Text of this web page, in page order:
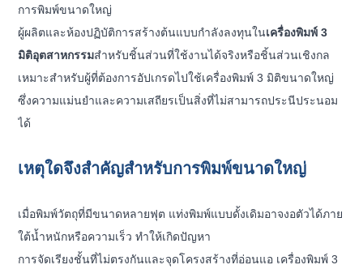
การพิมพ์ขนาดใหญ่
ผู้ผลิตและห้องปฏิบัติการสร้างต้นแบบกำลังลงทุนในเครื่องพิมพ์ 3
มิติอุตสาหกรรมสำหรับชิ้นส่วนที่ใช้งานได้จริงหรือชิ้นส่วนเชิงกล
เหมาะสำหรับผู้ที่ต้องการอัปเกรดไปใช้เครื่องพิมพ์ 3 มิติขนาดใหญ่
ซึ่งความแม่นยำและความเสถียรเป็นสิ่งที่ไม่สามารถประนีประนอม
ได้
เหตุใดจึงสำคัญสำหรับการพิมพ์ขนาดใหญ่
เมื่อพิมพ์วัตถุที่มีขนาดหลายฟุต แท่งพิมพ์แบบดั้งเดิมอาจงอตัวได้ภาย
ใต้น้ำหนักหรือความเร็ว ทำให้เกิดปัญหา
การจัดเรียงชั้นที่ไม่ตรงกันและจุดโครงสร้างที่อ่อนแอ เครื่องพิมพ์ 3